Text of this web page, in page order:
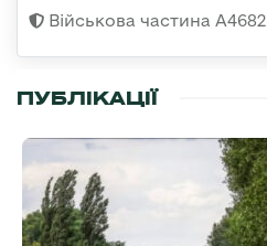
Військова частина А4682
ПУБЛІКАЦІЇ